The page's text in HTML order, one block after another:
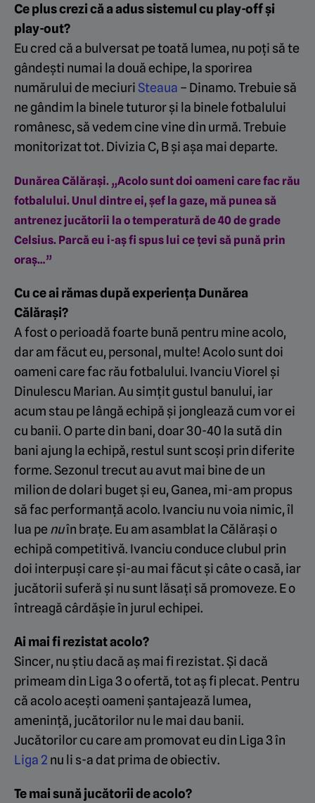
Ce plus crezi că a adus sistemul cu play-off și
play-out?
Eu cred că a bulversat pe toată lumea, nu poți să te
gândești numai la două echipe, la sporirea
numărului de meciuriSteaua – Dinamo. Trebuie să
ne gândim la binele tuturor și la binele fotbalului
românesc, să vedem cine vine din urmă. Trebuie
monitorizat tot. Divizia C, B și așa mai departe.
Dunărea Călărași. „Acolo sunt doi oameni care fac rău
fotbalului. Unul dintre ei, șef la gaze, mă punea să
antrenez jucătorii la o temperatură de 40 de grade
Celsius. Parcă eu i-aș fi spus lui ce țevi să pună prin
oraș…”
Cu ce ai rămas după experiența Dunărea
Călărași?
A fost o perioadă foarte bună pentru mine acolo,
dar am făcut eu, personal, multe! Acolo sunt doi
oameni care fac rău fotbalului. Ivanciu Viorel și
Dinulescu Marian. Au simțit gustul banului, iar
acum stau pe lângă echipă și jonglează cum vor ei
cu banii. O parte din bani, doar 30-40 la sută din
bani ajung la echipă, restul sunt scoși prin diferite
forme. Sezonul trecut au avut mai bine de un
milion de dolari buget și eu, Ganea, mi-am propus
să fac performanță acolo. Ivanciu nu voia nimic, îl
lua pe nuîn brațe. Eu am asamblat la Călărași o
echipă competitivă. Ivanciu conduce clubul prin
doi interpuși care și-au mai făcut și câte o casă, iar
jucătorii suferă și nu sunt lăsați să promoveze. E o
întreagă cârdășie în jurul echipei.
Ai mai fi rezistat acolo?
Sincer, nu știu dacă aș mai fi rezistat. Și dacă
primeam din Liga 3 o ofertă, tot aș fi plecat. Pentru
că acolo acești oameni șantajează lumea,
amenință, jucătorilor nu le mai dau banii.
Jucătorilor cu care am promovat eu din Liga 3 în
Liga 2 nu li s-a dat prima de obiectiv.
Te mai sună jucătorii de acolo?